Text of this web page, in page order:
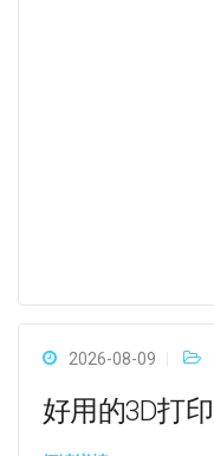
2026-08-09
好用的3D打